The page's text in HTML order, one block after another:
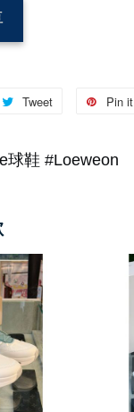
Tweet Pin it
球鞋 #Loeweon